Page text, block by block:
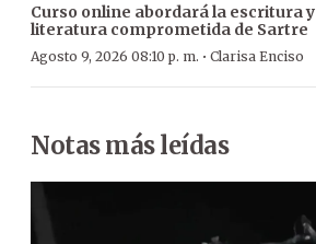
Curso online abordará la escritura y
literatura comprometida de Sartre
Agosto 9, 2026 08:10 p. m. · Clarisa Enciso
Notas más leídas